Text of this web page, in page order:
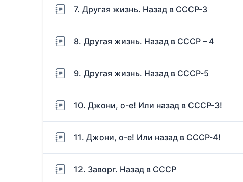
7. Другая жизнь. Назад в СССР-3
8. Другая жизнь. Назад в СССР – 4
9. Другая жизнь. Назад в СССР-5
10. Джони, о-е! Или назад в СССР-3!
11. Джони, о-е! Или назад в СССР-4!
12. Заворг. Назад в СССР